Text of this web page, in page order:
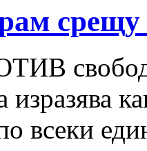
срещу
изразява
всеки